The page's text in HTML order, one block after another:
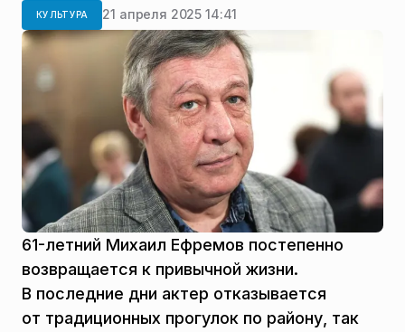
КУЛЬТУРА 21 апреля 2025 14:41
61-летний Михаил Ефремов постепенно
возвращается к привычной жизни.
В последние дни актер отказывается
от традиционных прогулок по району, так